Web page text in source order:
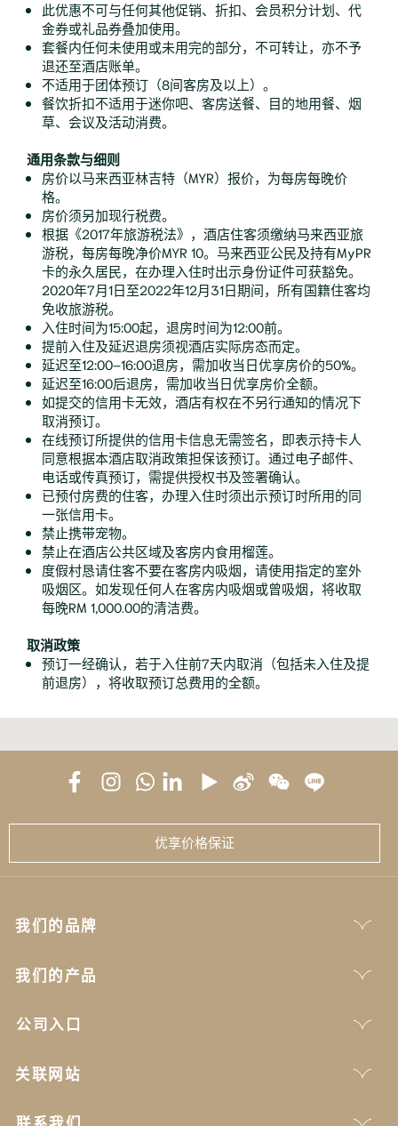
此优惠不可与任何其他促销、折扣、会员积分计划、代
金券或礼品券叠加使用。
套餐内任何未使用或未用完的部分，不可转让，亦不予
退还至酒店账单。
不适用于团体预订（8间客房及以上）。
餐饮折扣不适用于迷你吧、客房送餐、目的地用餐、烟
草、会议及活动消费。
通用条款与细则
房价以马来西亚林吉特（MYR）报价，为每房每晚价
格。
房价须另加现行税费。
根据《2017年旅游税法》，酒店住客须缴纳马来西亚旅
游税，每房每晚净价MYR 10。马来西亚公民及持有MyPR
卡的永久居民，在办理入住时出示身份证件可获豁免。
2020年7月1日至2022年12月31日期间，所有国籍住客均
免收旅游税。
入住时间为15:00起，退房时间为12:00前。
提前入住及延迟退房须视酒店实际房态而定。
延迟至12:00–16:00退房，需加收当日优享房价的50%。
延迟至16:00后退房，需加收当日优享房价全额。
如提交的信用卡无效，酒店有权在不另行通知的情况下
取消预订。
在线预订所提供的信用卡信息无需签名，即表示持卡人
同意根据本酒店取消政策担保该预订。通过电子邮件、
电话或传真预订，需提供授权书及签署确认。
已预付房费的住客，办理入住时须出示预订时所用的同
一张信用卡。
禁止携带宠物。
禁止在酒店公共区域及客房内食用榴莲。
度假村恳请住客不要在客房内吸烟，请使用指定的室外
吸烟区。如发现任何人在客房内吸烟或曾吸烟，将收取
每晚RM 1,000.00的清洁费。
取消政策
预订一经确认，若于入住前7天内取消（包括未入住及提
前退房），将收取预订总费用的全额。
优享价格保证
我们的品牌
我们的产品
公司入口
关联网站